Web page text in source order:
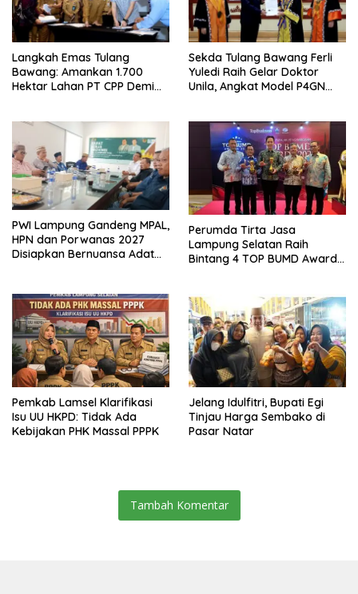
Langkah Emas Tulang
Bawang: Amankan 1.700
Hektar Lahan PT CPP Demi
Sekda Tulang Bawang Ferli
Yuledi Raih Gelar Doktor
Unila, Angkat Model P4GN
PWI Lampung Gandeng MPAL,
HPN dan Porwanas 2027
Disiapkan Bernuansa Adat
Perumda Tirta Jasa
Lampung Selatan Raih
Bintang 4 TOP BUMD Awards
Pemkab Lamsel Klarifikasi
Isu UU HKPD: Tidak Ada
Kebijakan PHK Massal PPPK
Jelang Idulfitri, Bupati Egi
Tinjau Harga Sembako di
Pasar Natar
Tambah Komentar